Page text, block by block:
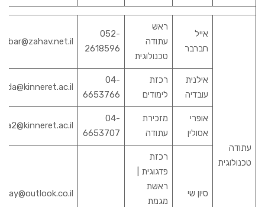
עתודה
טכנולוגית
אייל
חברבר
ראש
עתודה
טכנולוגית
052-
2618596
אילנית
עובדיה
רכזת
לימודים
04-
6653766
אופרי
אסולין
מזכירת
עתודה
04-
6653707
סיון שי
רכזת
פדגוגית |
ראשת
מגמת